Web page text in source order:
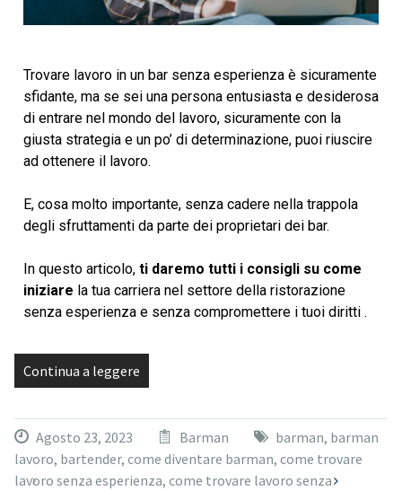
Trovare lavoro in un bar senza esperienza è sicuramente
sfidante, ma se sei una persona entusiasta e desiderosa
di entrare nel mondo del lavoro, sicuramente con la
giusta strategia e un po’ di determinazione, puoi riuscire
ad ottenere il lavoro.
E, cosa molto importante, senza cadere nella trappola
degli sfruttamenti da parte dei proprietari dei bar.
In questo articolo, ti daremo tutti i consigli su come
iniziare la tua carriera nel settore della ristorazione
senza esperienza e senza compromettere i tuoi diritti .
Continua a leggere
Agosto 23, 2023 Barman barman, barman
lavoro, bartender, come diventare barman, come trovare
lavoro senza esperienza, come trovare lavoro senza